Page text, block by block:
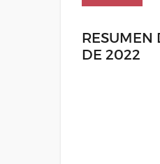
RESUMEN
DE 2022